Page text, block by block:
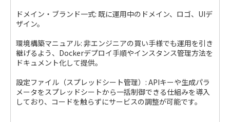
ドメイン・ブランド一式: 既に運用中のドメイン、ロゴ、UIデ
ザイン。
環境構築マニュアル: 非エンジニアの買い手様でも運用を引き
継げるよう、Dockerデプロイ手順やインスタンス管理方法を
ドキュメント化して提供。
設定ファイル（スプレッドシート管理）: APIキーや生成パラ
メータをスプレッドシートから一括制御できる仕組みを導入
しており、コードを触らずにサービスの調整が可能です。